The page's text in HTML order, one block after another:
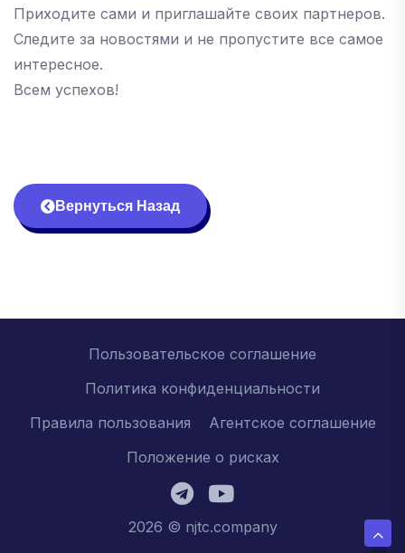
Приходите сами и приглашайте своих партнеров.
Следите за новостями и не пропустите все самое
интересное.
Всем успехов!
Вернуться Назад
Пользовательское соглашение
Политика конфиденциальности
Правила пользования
Агентское соглашение
Положение о рисках
2026 © njtc.company